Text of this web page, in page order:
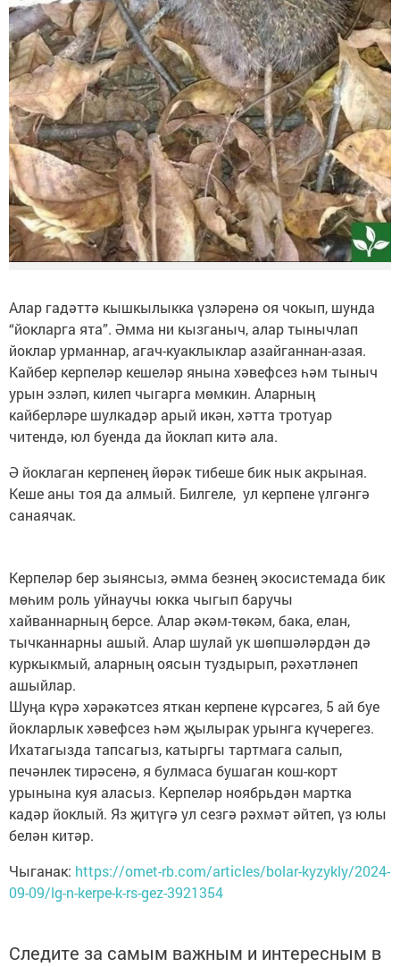
Алар гадәттә кышкылыкка үзләренә оя чокып, шунда
“йокларга ята”. Әмма ни кызганыч, алар тынычлап
йоклар урманнар, агач-куаклыклар азайганнан-азая.
Кайбер керпеләр кешеләр янына хәвефсез һәм тыныч
урын эзләп, килеп чыгарга мөмкин. Аларның
кайберләре шулкадәр арый икән, хәтта тротуар
читендә, юл буенда да йоклап китә ала.
Ә йоклаган керпенең йөрәк тибеше бик нык акрыная.
Кеше аны тоя да алмый. Билгеле, ул керпене үлгәнгә
санаячак.
Керпеләр бер зыянсыз, әмма безнең экосистемада бик
мөһим роль уйнаучы юкка чыгып баручы
хайваннарның берсе. Алар әкәм-төкәм, бака, елан,
тычканнарны ашый. Алар шулай ук шөпшәләрдән дә
куркыкмый, аларның оясын туздырып, рәхәтләнеп
ашыйлар.
Шуңа күрә хәрәкәтсез яткан керпене күрсәгез, 5 ай буе
йокларлык хәвефсез һәм җылырак урынга күчерегез.
Ихатагызда тапсагыз, катыргы тартмага салып,
печәнлек тирәсенә, я булмаса бушаган кош-корт
урынына куя аласыз. Керпеләр ноябрьдән мартка
кадәр йоклый. Яз җитүгә ул сезгә рәхмәт әйтеп, үз юлы
белән китәр.
Чыганак: https://omet-rb.com/articles/bolar-kyzykly/2024-
09-09/lg-n-kerpe-k-rs-gez-3921354
Следите за самым важным и интересным в